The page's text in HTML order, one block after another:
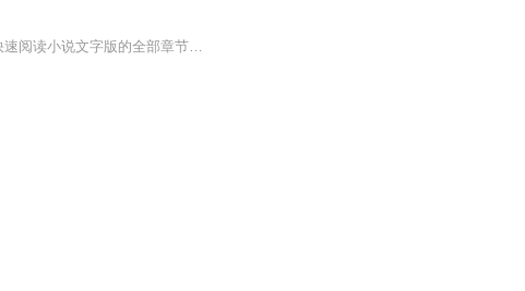
【收听须知】1、我入狱五年，出狱已无敌顾风2、由于音频节目更新的比较慢，如想快速阅读小说文字版的全部章节，请在微信中搜索公/众/号【黑葡萄文学】，关注后，并在公/众/号中回复：【898】，便可快速阅读小说文字版全集。（注意：需要在公/众/号中回复才...